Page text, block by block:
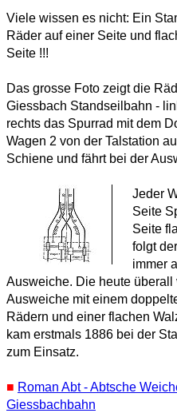
Viele wissen es nicht: Ein
Räder auf einer Seite und
Seite !!!
Das grosse Foto zeigt die
Giessbach Standseilbahn -
rechts das Spurrad mit dem
Wagen 2 von der Talstation
Schiene und fährt bei der
Jeder
Seite
Seite
folgt
immer
Ausweiche. Die heute
Ausweiche mit einem
Rädern und einer flachen
kam erstmals 1886 bei der
zum Einsatz.
■ Roman Abt - Abtsche
Giessbachbahn